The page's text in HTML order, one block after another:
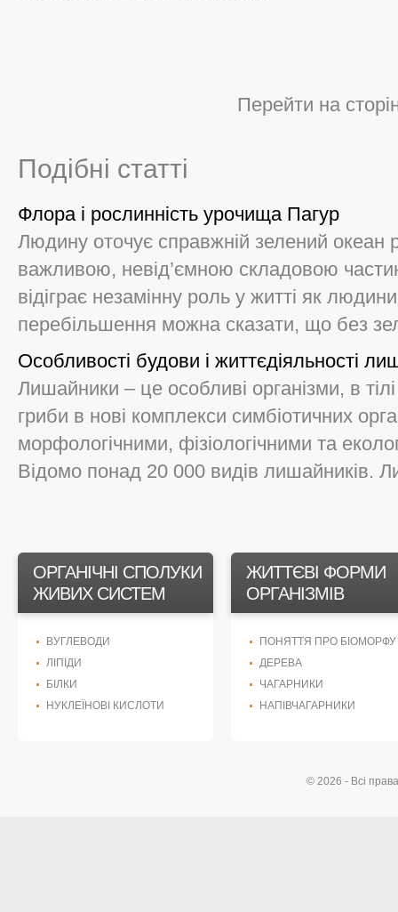
Перейти на
Подібні статті
Флора і рослинність урочища Пагур
Людину оточує справжній зелений океан
важливою, невід’ємною складовою
відіграє незамінну роль у житті як
перебільшення можна сказати, що без
Особливості будови і життєдіяльності
Лишайники – це особливі організми, в тілі
гриби в нові комплекси симбіотичних
морфологічними, фізіологічними та
Відомо понад 20 000 видів лишайників.
ОРГАНІЧНІ СПОЛУКИ
ЖИВИХ СИСТЕМ
ВУГЛЕВОДИ
ЛІПІДИ
БІЛКИ
НУКЛЕЇНОВІ КИСЛОТИ
ЖИТТЄВІ ФОРМИ
ОРГАНІЗМІВ
ПОНЯТТЯ ПРО БІОМОРФУ
ДЕРЕВА
ЧАГАРНИКИ
НАПІВЧАГАРНИКИ
© 2026 - Всі